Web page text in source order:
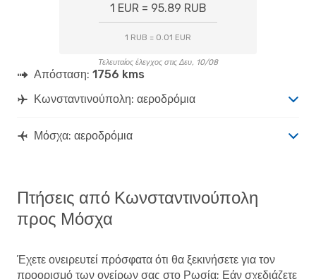
1 EUR = 95.89 RUB
1 RUB = 0.01 EUR
Τελευταίος έλεγχος στις Δευ, 10/08
Απόσταση: 1756 kms
Κωνσταντινούπολη: αεροδρόμια
Μόσχα: αεροδρόμια
Πτήσεις από Κωνσταντινούπολη
προς Μόσχα
Έχετε ονειρευτεί πρόσφατα ότι θα ξεκινήσετε για τον
προορισμό των ονείρων σας στο Ρωσία; Εάν σχεδιάζετε